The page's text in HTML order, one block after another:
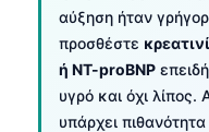
αύξηση ήταν
προσθέστε
ή NT-proBNP
υγρό και όχι λίπος.
υπάρχει